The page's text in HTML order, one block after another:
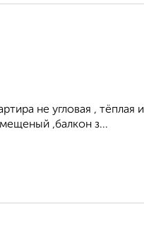
не угловая , тёплая
,балкон з...